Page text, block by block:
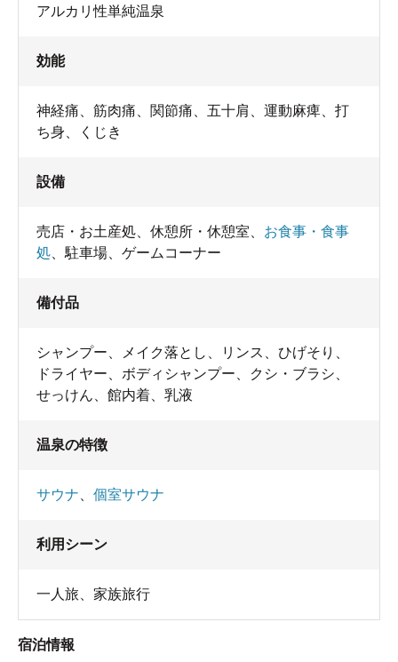
アルカリ性単純温泉
効能
神経痛、筋肉痛、関節痛、五十肩、運動麻痺、打
ち身、くじき
設備
売店・お土産処 休憩所・休憩室
お食事・食事
処
駐車場 ゲームコーナー
備付品
シャンプー メイク落とし リンス ひげそり
ドライヤー
ボディシャンプー クシ・ブラシ
せっけん
館内着 乳液
温泉の特徴
サウナ 個室サウナ
利用シーン
一人旅 家族旅行
宿泊情報